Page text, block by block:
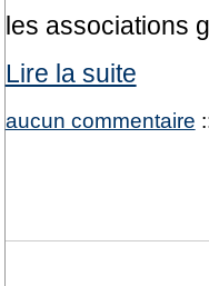
les associations
Lire la suite
aucun commentaire